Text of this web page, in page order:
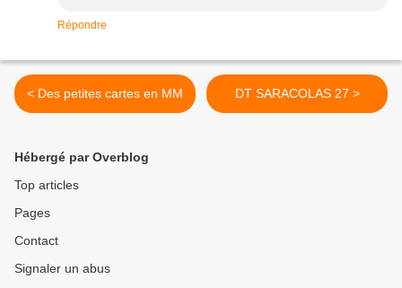
Répondre
< Des petites cartes en MM DT SARACOLAS 27 >
Hébergé par Overblog
Top articles
Pages
Contact
Signaler un abus